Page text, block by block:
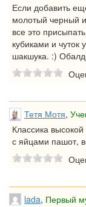
Если добавить
молотый черный
все это
кубиками и чуток
шакшука. :)
Тетя Мотя,
Классика
с яйцами пашот,
lada, Первый